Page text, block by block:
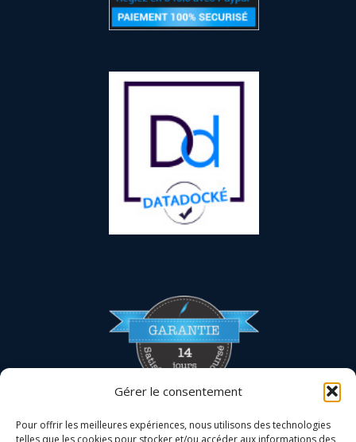
Gérer le consentement
Pour offrir les meilleures expériences, nous utilisons des technologies
telles que les cookies pour stocker et/ou accéder aux informations des